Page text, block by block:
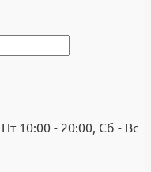
10:00 - 20:00, Сб - Вс